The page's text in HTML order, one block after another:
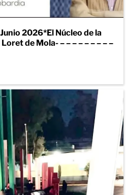
2026*El Núcleo de la
de Mola- – – – – – – – – –